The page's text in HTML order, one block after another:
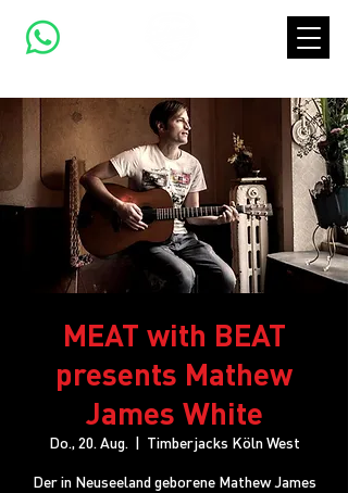
MEAT with BEAT
presents Mathew
James White
Do., 20. Aug.
  |
Timberjacks Köln West
Der in Neuseeland geborene Mathew James